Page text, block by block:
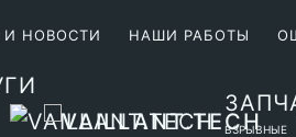
И НОВОСТИ НАШИ РАБОТЫ
ВЗРЫВНЫЕ